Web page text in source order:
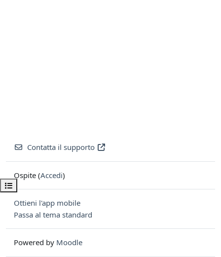
Apri indice del corso
Contatta il supporto
Ospite (Accedi)
Ottieni l'app mobile
Passa al tema standard
Powered by Moodle